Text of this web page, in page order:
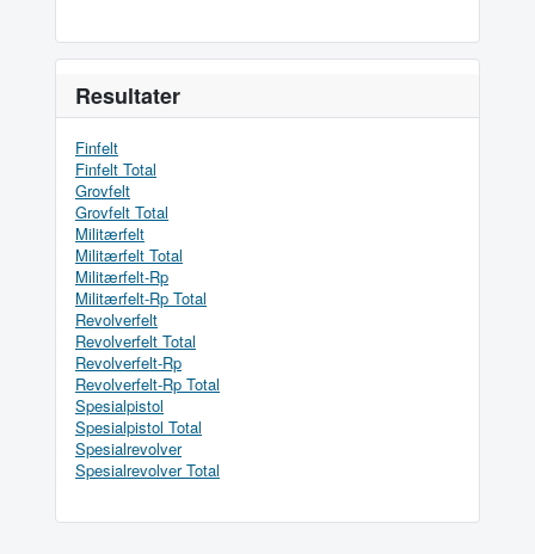
Resultater
Finfelt
Finfelt Total
Grovfelt
Grovfelt Total
Militærfelt
Militærfelt Total
Militærfelt-Rp
Militærfelt-Rp Total
Revolverfelt
Revolverfelt Total
Revolverfelt-Rp
Revolverfelt-Rp Total
Spesialpistol
Spesialpistol Total
Spesialrevolver
Spesialrevolver Total